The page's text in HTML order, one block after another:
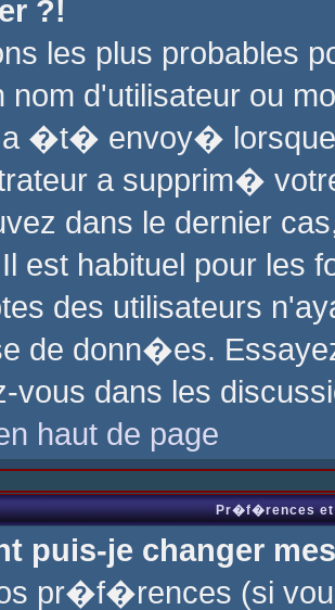
?!
les plus probables
d'utilisateur ou
a �t� envoy�
a supprim�
dans le dernier
est habituel pour les
des utilisateurs
de donn�es.
vous dans les
haut de page
Pr�f�rences et
puis-je changer
pr�f�rences (si